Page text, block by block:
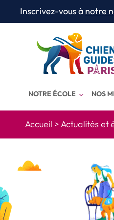
Aller au texte
Aller au menu
Inscrivez-vous à notre
NOTRE ÉCOLE NOS
Accueil >Actualités et